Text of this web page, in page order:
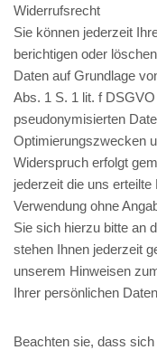
Widerrufsrecht
Sie können jederzeit
berichtigen oder
Daten auf Grundlage
Abs. 1 S. 1 lit. f
pseudonymisierten
Optimierungszwecken
Widerspruch erfolgt
jederzeit die uns
Verwendung ohne
Sie sich hierzu bitte an
stehen Ihnen jederzeit
unserem Hinweisen
Ihrer persönlichen
Beachten sie, dass